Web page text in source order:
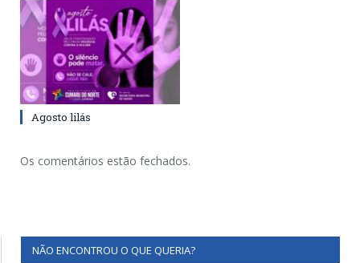
Agosto lilás
Os comentários estão fechados.
NÃO ENCONTROU O QUE QUERIA?